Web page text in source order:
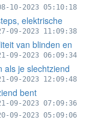
10-2023 05:10:18
elektrische
09-2023 11:09:38
van blinden en
09-2023 06:09:34
als je slechtziend
09-2023 12:09:48
bent
09-2023 07:09:36
09-2023 05:09:06